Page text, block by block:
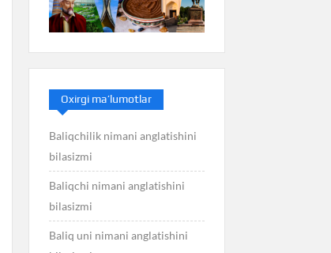
Oxirgi ma’lumotlar
Baliqchilik nimani anglatishini
bilasizmi
Baliqchi nimani anglatishini
bilasizmi
Baliq uni nimani anglatishini